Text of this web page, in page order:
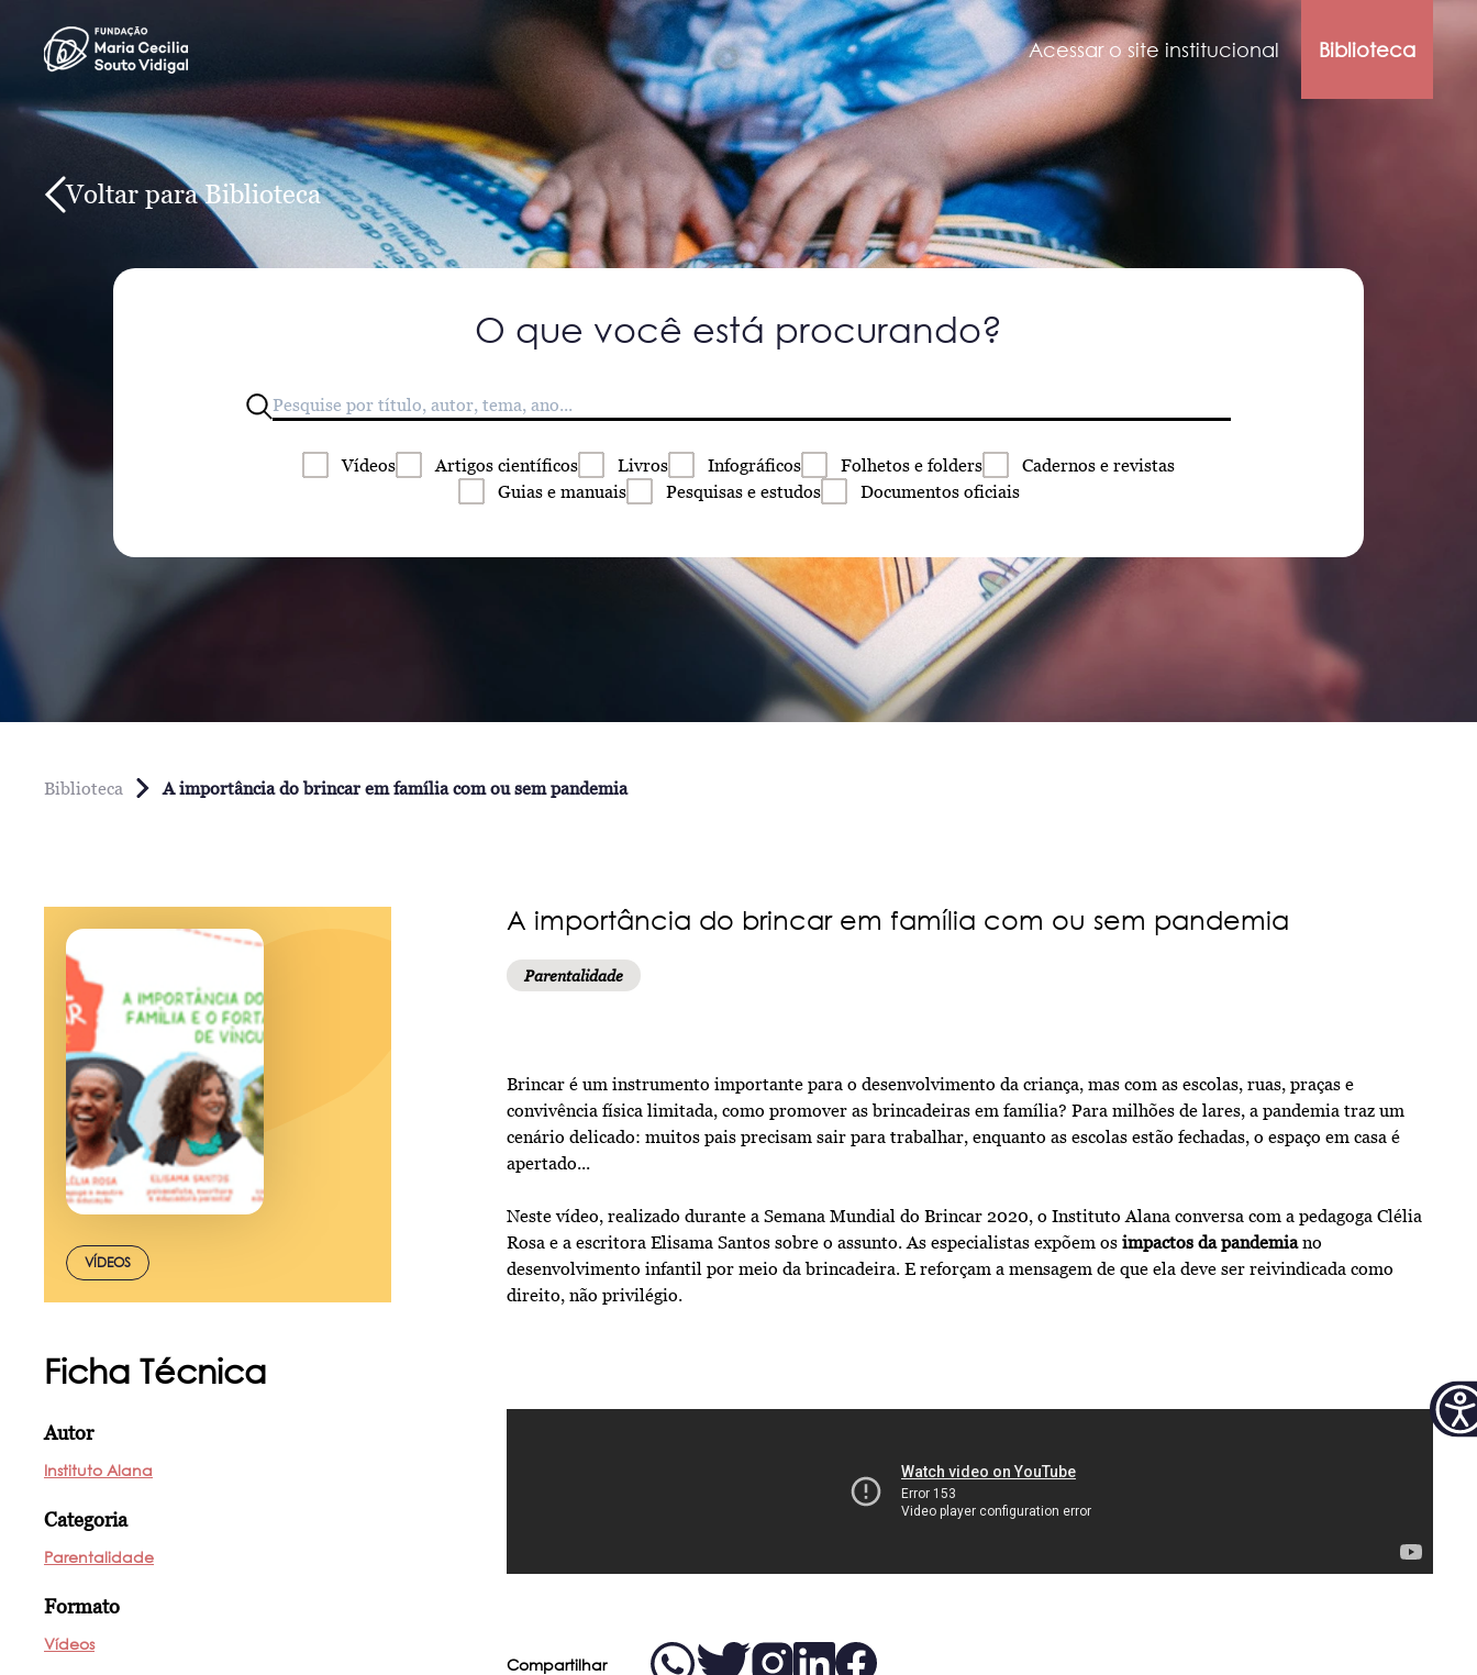
Acessar o site institucional Biblioteca
Voltar para Biblioteca
O que você está procurando?
Vídeos Artigos científicos Livros Infográficos Folhetos e folders Cadernos e revistas
Guias e manuais Pesquisas e estudos Documentos oficiais
Biblioteca A importância do brincar em família com ou sem pandemia
VÍDEOS
Ficha Técnica
Autor
Instituto Alana
Categoria
Parentalidade
Formato
Vídeos
A importância do brincar em família com ou sem pandemia
Parentalidade
Brincar é um instrumento importante para o desenvolvimento da criança, mas com as escolas, ruas, praças e
convivência física limitada, como promover as brincadeiras em família? Para milhões de lares, a pandemia traz um
cenário delicado: muitos pais precisam sair para trabalhar, enquanto as escolas estão fechadas, o espaço em casa é
apertado...
Neste vídeo, realizado durante a Semana Mundial do Brincar 2020, o Instituto Alana conversa com a pedagoga Clélia
Rosa e a escritora Elisama Santos sobre o assunto. As especialistas expõem osimpactos da pandemiano
desenvolvimento infantil por meio da brincadeira. E reforçam a mensagem de que ela deve ser reivindicada como
direito, não privilégio.
Compartilhar